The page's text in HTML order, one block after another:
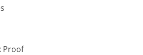
Proof